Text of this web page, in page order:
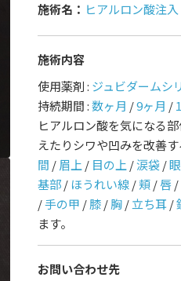
施術名： ヒアルロン酸注入
施術内容
使用薬剤 : ジュビダームシ
持続期間 :数ヶ月 /9ヶ月 /
ヒアルロン酸を気になる
えたりシワや凹みを改善す
間 /眉上 / 目の上 /涙袋/
基部/ ほうれい線/頬/唇/
/手の甲 /膝/胸/立ち耳/
ます。
お問い合わせ先